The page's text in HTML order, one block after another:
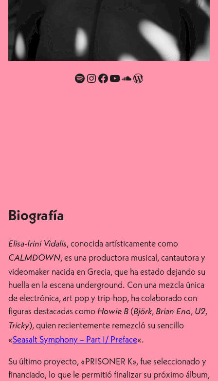
Spotify Instagram Facebook YouTube SoundCloud WordPress
Biografía
Elisa-Irini Vidalis, conocida artísticamente como
CALMDOWN, es una productora musical, cantautora y
videomaker nacida en Grecia, que ha estado dejando su
huella en la escena underground. Con una mezcla única
de electrónica, art pop y trip-hop, ha colaborado con
figuras destacadas como Howie B(Björk, Brian Eno, U2,
Tricky), quien recientemente remezcló su sencillo
«Seasalt Symphony – Part I/ Preface«.
Su último proyecto, «PRISONER K», fue seleccionado y
financiado, lo que le permitió finalizar su próximo álbum,